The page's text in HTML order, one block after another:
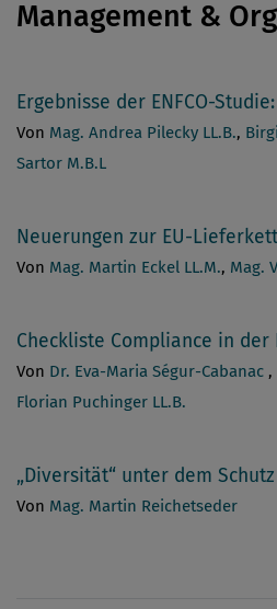
Management &
Ergebnisse der ENFCO-
Von Mag. Andrea Pilecky LL.B.,
Sartor M.B.L
Neuerungen zur EU-
Von Mag. Martin Eckel LL.M., Mag.
Checkliste Compliance in
Von Dr. Eva-Maria Ségur-Cabanac ,
Florian Puchinger LL.B.
„Diversität“ unter dem
Von Mag. Martin Reichetseder